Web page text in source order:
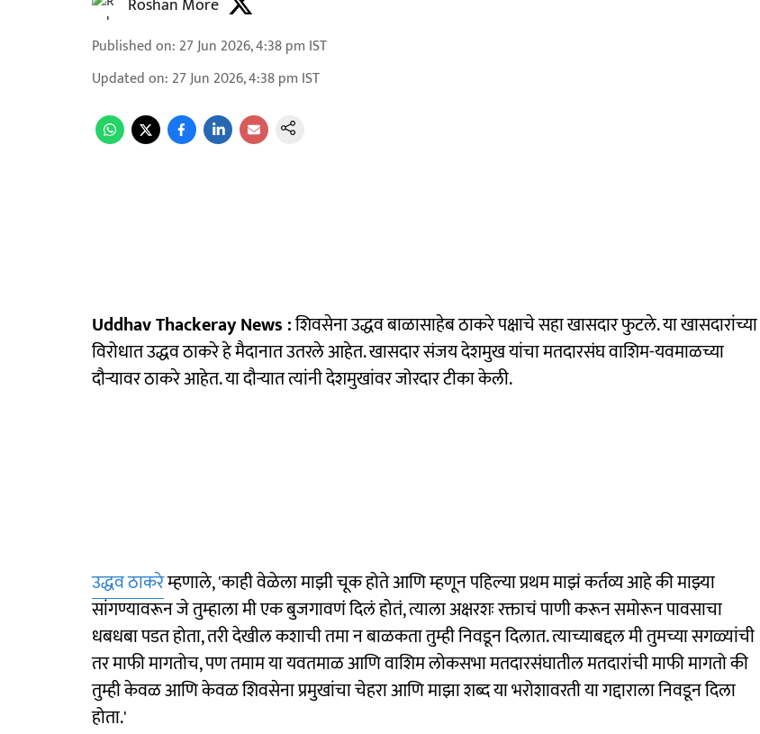
Roshan More
Published on: 27 Jun 2026, 4:38 pm IST
Updated on: 27 Jun 2026, 4:38 pm IST
Uddhav Thackeray News :शिवसेना उद्धव बाळासाहेब ठाकरे पक्षाचे सहा खासदार फुटले. या खासदारांच्या
विरोधात उद्धव ठाकरे हे मैदानात उतरले आहेत. खासदार संजय देशमुख यांचा मतदारसंघ वाशिम-यवमाळच्या
दौऱ्यावर ठाकरे आहेत. या दौऱ्यात त्यांनी देशमुखांवर जोरदार टीका केली.
उद्धव ठाकरेम्हणाले, 'काही वेळेला माझी चूक होते आणि म्हणून पहिल्या प्रथम माझं कर्तव्य आहे की माझ्या
सांगण्यावरून जे तुम्हाला मी एक बुजगावणं दिलं होतं, त्याला अक्षरशः रक्ताचं पाणी करून समोरून पावसाचा
धबधबा पडत होता, तरी देखील कशाची तमा न बाळकता तुम्ही निवडून दिलात. त्याच्याबद्दल मी तुमच्या सगळ्यांची
तर माफी मागतोच, पण तमाम या यवतमाळ आणि वाशिम लोकसभा मतदारसंघातील मतदारांची माफी मागतो की
तुम्ही केवळ आणि केवळ शिवसेना प्रमुखांचा चेहरा आणि माझा शब्द या भरोशावरती या गद्दाराला निवडून दिला
होता.'